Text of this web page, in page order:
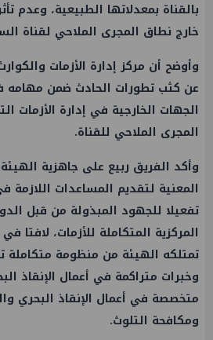
بالقناة بمعدلاتها الطبيعية، وعدم
خارج نطاق المجرى الملاحي لقناة
وأوضح أن مركز إدارة الأزمات
عن كثب تطورات الحادث ضمن
الجهات الخارجية في إدارة الأزمات
المجرى الملاحي للقناة.
وأكد الفريق ربيع على جاهزية
المعنية لتقديم المساعدات
تفعيلا للجهود المبذولة من قبل
المركزية المتكاملة للأزمات، لافتا
تمتلكه الهيئة من منظومة متكاملة
وخبرات متراكمة في أعمال الإنقاذ
متخصصة في أعمال الإنقاذ البحري
ومكافحة التلوث.